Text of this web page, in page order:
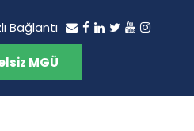
Bağlantı
MGÜ